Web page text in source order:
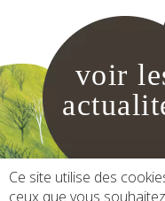
Ce site utilise des
ceux que vous
voir